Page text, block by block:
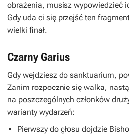
obrażenia, musisz wypowiedzieć
Gdy uda ci się przejść ten
wielki finał.
Czarny Garius
Gdy wejdziesz do sanktuarium,
Zanim rozpocznie się walka,
na poszczególnych członków
warianty wydarzeń:
Pierwszy do głosu dojdzie